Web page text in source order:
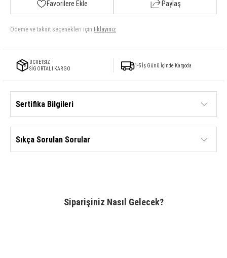
Favorilere Ekle Paylaş
Ödeme ve taksit seçenekleri için tıklayınız
ÜCRETSİZ
SİGORTALI KARGO
1-5 İş Günü İçinde Kargoda
Sertifika Bilgileri
Sıkça Sorulan Sorular
Siparişiniz Nasıl Gelecek?